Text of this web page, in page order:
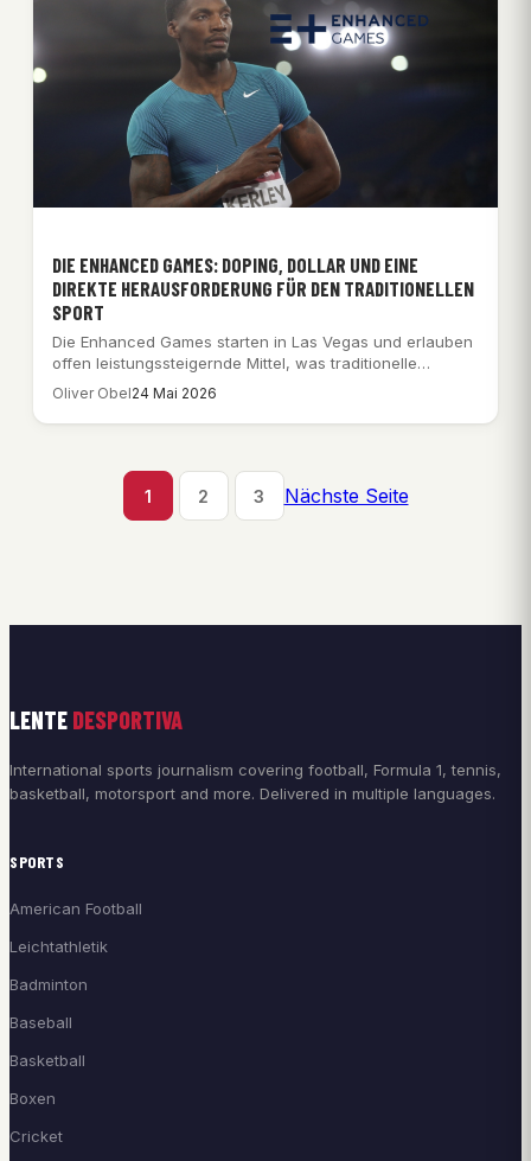
DIE ENHANCED GAMES: DOPING, DOLLAR UND EINE
DIREKTE HERAUSFORDERUNG FÜR DEN TRADITIONELLEN
SPORT
Die Enhanced Games starten in Las Vegas und erlauben
offen leistungssteigernde Mittel, was traditionelle
Sportverbände…
Oliver Obel24 Mai 2026
1 2 3 Nächste Seite
LENTE DESPORTIVA
International sports journalism covering football, Formula 1, tennis,
basketball, motorsport and more. Delivered in multiple languages.
SPORTS
American Football
Leichtathletik
Badminton
Baseball
Basketball
Boxen
Cricket